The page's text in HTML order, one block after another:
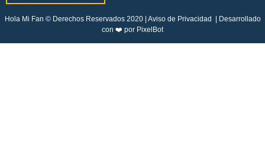
Hola Mi Fan © Derechos Reservados 2020 | Aviso de Privacidad
| Desarrollado
con ❤️ por PixelBot